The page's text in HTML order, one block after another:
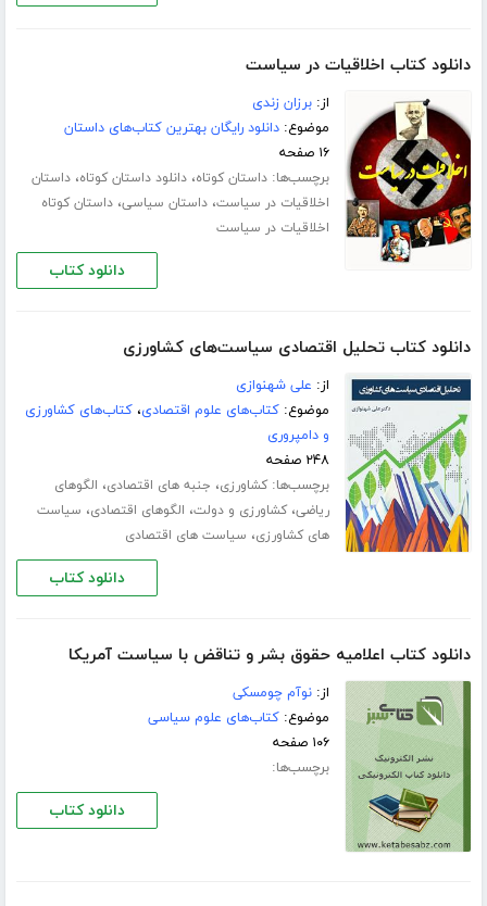
دانلود کتاب اخلاقیات در سیاست
از:برزان زندی
موضوع:دانلود رایگان بهترین کتاب‌های داستان
۱۶ صفحه
برچسب‌ها:داستان کوتاه،دانلود داستان کوتاه،داستان
اخلاقیات در سیاست،داستان سیاسی،داستان کوتاه
اخلاقیات در سیاست
دانلود کتاب
دانلود کتاب تحلیل اقتصادی سیاست‌های کشاورزی
از: علی شهنوازی
موضوع:کتاب‌های علوم اقتصادی،کتاب‌های کشاورزی
و دامپروری
۲۴۸ صفحه
برچسب‌ها:کشاورزی، جنبه های اقتصادی، الگوهای
ریاضی،کشاورزی و دولت، الگوهای اقتصادی، سیاست
های کشاورزی، سیاست های اقتصادی
دانلود کتاب
دانلود کتاب اعلامیه حقوق بشر و تناقض با سیاست آمریکا
از:نوآم چومسکی
موضوع:کتاب‌های علوم سیاسی
۱۰۶ صفحه
برچسب‌ها:
دانلود کتاب